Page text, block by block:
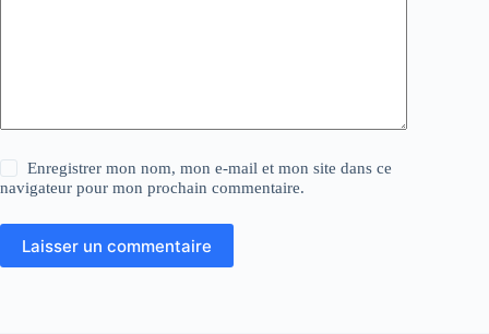
Enregistrer mon nom, mon e-mail et mon site dans ce
navigateur pour mon prochain commentaire.
Laisser un commentaire